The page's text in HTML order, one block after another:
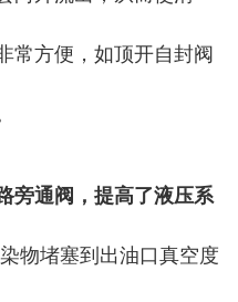
常方便，如顶开自封阀
旁通阀，提高了液压系
物堵塞到出油口真空度